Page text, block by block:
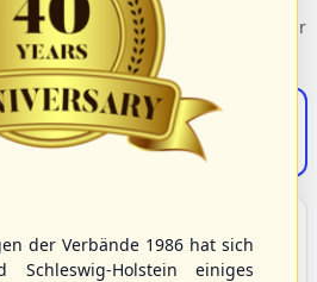
– wählen Sie einen Einstieg für
S/HBV
zu Baseball, Softball
der Verbände 1986 hat sich
Holstein einiges